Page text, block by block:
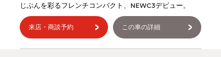
じぶんを彩るフレンチコンパクト、NEWC3デビュー。
来店・商談予約 この車の詳細